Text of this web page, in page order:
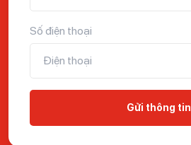
Số điện thoại
Gửi thông tin